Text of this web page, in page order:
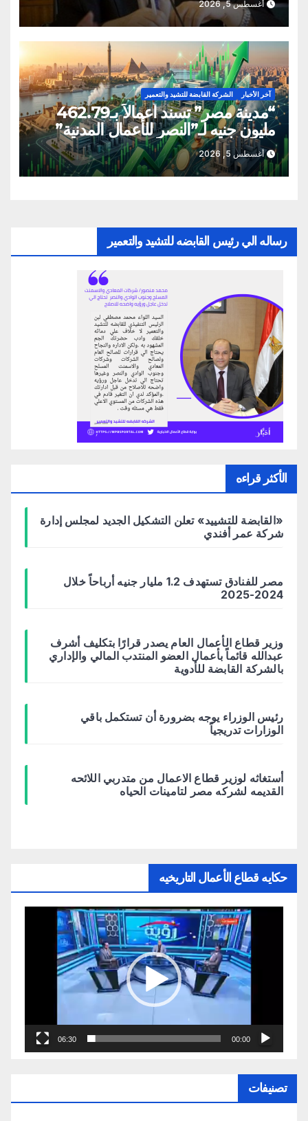
للقابضة إلى صدمة الكواليس!
أغسطس 5, 2026
آخر الأخبار الشركة القابضة للتشيد والتعمير
“مدينة مصر” تسند أعمالاً بـ462.79
مليون جنيه لـ”النصر للأعمال المدنية”
أغسطس 5, 2026
رساله الي رئيس القابضه للتشيد والتعمير
الأكثر قراءه
«القابضة للتشييد» تعلن التشكيل الجديد لمجلس إدارة
شركة عمر أفندي
مصر للفنادق تستهدف 1.2 مليار جنيه أرباحاً خلال
2024-2025
وزير قطاع الأعمال العام يصدر قرارًا بتكليف أشرف
عبدالله قائماً بأعمال العضو المنتدب المالي والإداري
بالشركة القابضة للأدوية
رئيس الوزراء يوجه بضرورة أن تستكمل باقي
الوزارات تدريجياً
أستغاثه لوزير قطاع الاعمال من متدربي اللائحه
القديمه لشركه مصر لتامينات الحياه
حكايه قطاع الأعمال التاريخيه
00:00
06:30
تصنيفات